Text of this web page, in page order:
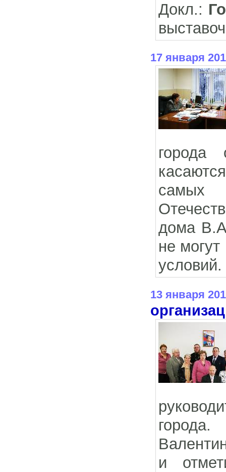
Докл.:
17 января
города
самых
дома
не
условий.
13 января
города.
и